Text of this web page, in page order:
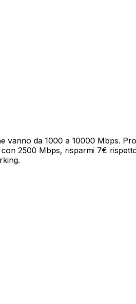
vanno da 1000 a 10000 Mbps.
2500 Mbps, risparmi 7€